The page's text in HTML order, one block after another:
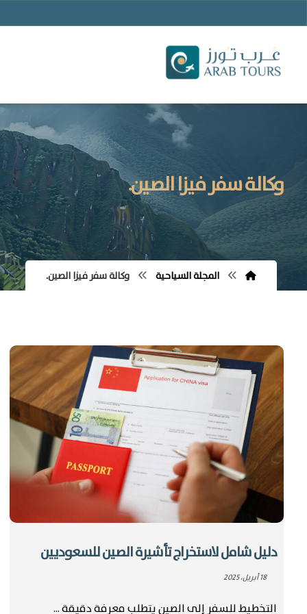
وكالة سفر فيزا الصين.
المجلة السياحية وكالة سفر فيزا الصين.
دليل شامل لاستخراج تأشيرة الصين للسعوديين
18 أبريل، 2025
التخطيط للسفر إلى الصين يتطلب معرفة دقيقة ...